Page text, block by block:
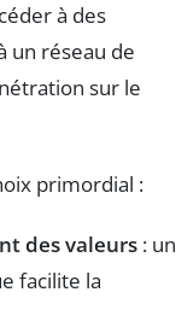
à des
un réseau de
sur le
primordial :
des valeurs : un
facilite la